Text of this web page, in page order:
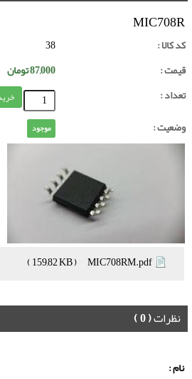
MIC708R
کد کالا :
38
قیمت :
87,000تومان
تعداد :
وضعیت : موجود
MIC708RM.pdf
( 159,82 KB )
نظرات( 0 )
نام :